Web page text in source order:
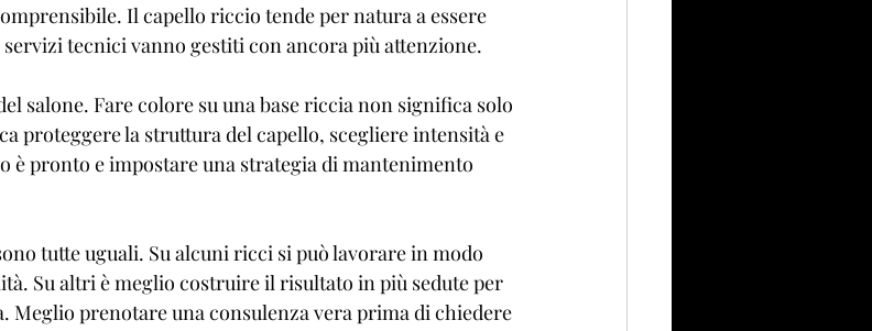
Il capello riccio tende per natura a essere
tecnici vanno gestiti con ancora più attenzione.
salone. Fare colore su una base riccia non significa solo
proteggere la struttura del capello, scegliere intensità e
è pronto e impostare una strategia di mantenimento
tutte uguali. Su alcuni ricci si può lavorare in modo
Su altri è meglio costruire il risultato in più sedute per
Meglio prenotare una consulenza vera prima di chiedere